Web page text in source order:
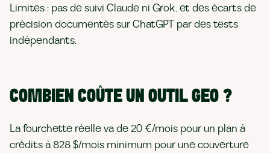
Limites : pas de suivi Claude ni Grok, et des écarts de
précision documentés sur ChatGPT par des tests
indépendants.
COMBIEN COÛTE UN OUTIL GEO ?
La fourchette réelle va de 20 €/mois pour un plan à
crédits à 828 $/mois minimum pour une couverture